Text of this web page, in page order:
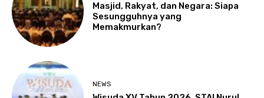
Masjid, Rakyat, dan Negara: Siapa
Sesungguhnya yang
Memakmurkan?
NEWS